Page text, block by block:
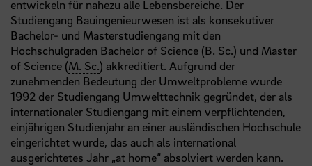
entwickeln für nahezu alle Lebensbereiche. Der
Studiengang Bauingenieurwesen ist als konsekutiver
Bachelor- und Masterstudiengang mit den
Hochschulgraden Bachelor of Science (B. Sc.) und Master
of Science (M. Sc.) akkreditiert. Aufgrund der
zunehmenden Bedeutung der Umweltprobleme wurde
1992 der Studiengang Umwelttechnik gegründet, der als
internationaler Studiengang mit einem verpflichtenden,
einjährigen Studienjahr an einer ausländischen Hochschule
eingerichtet wurde, das auch als international
ausgerichtetes Jahr „at home“ absolviert werden kann.